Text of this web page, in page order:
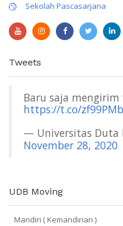
Sekolah Pascasarjana
Tweets
Baru saja mengirim
https://t.co/
— Universitas Duta
November 28, 2020
UDB Moving
Mandiri ( Kemandirian )